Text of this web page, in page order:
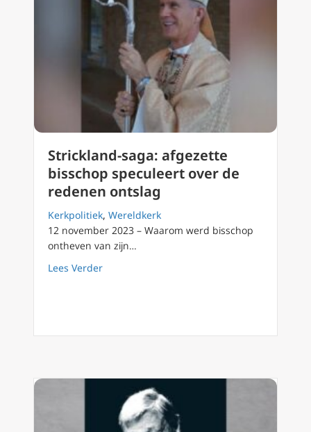
Strickland-saga: afgezette
bisschop speculeert over de
redenen ontslag
Kerkpolitiek, Wereldkerk
12 november 2023 – Waarom werd bisschop
ontheven van zijn…
Lees Verderabout Strickland-saga: afgezette bisschop